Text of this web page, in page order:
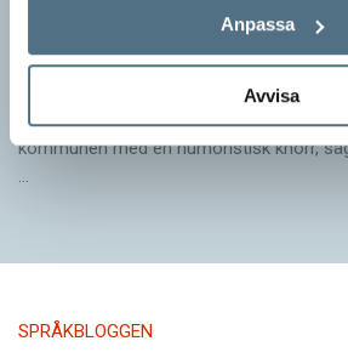
Anpassa
Avvisa
SPRÅKBLOGGEN
– Vinnarna visar att lyckade ordvitsar
kommunslogan kombinerar ett
kommunen med en humoristisk knorr,
…
SPRÅKBLOGGEN